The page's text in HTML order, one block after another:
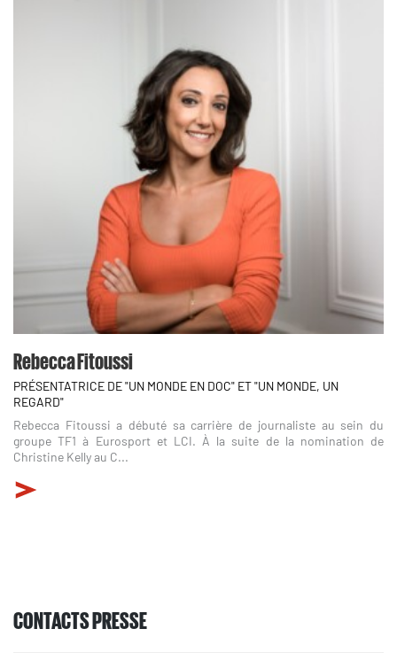
Rebecca Fitoussi
PRÉSENTATRICE DE "UN MONDE EN DOC" ET "UN MONDE, UN
REGARD"
Rebecca Fitoussi a débuté sa carrière de journaliste au sein du
groupe TF1 à Eurosport et LCI. À la suite de la nomination de
Christine Kelly au C...
CONTACTS PRESSE